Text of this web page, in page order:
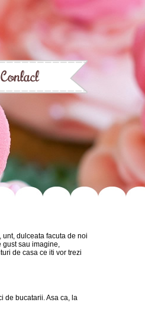
dulceata facuta de noi
gust sau imagine,
de casa ce iti vor trezi
de bucatarii. Asa ca, la